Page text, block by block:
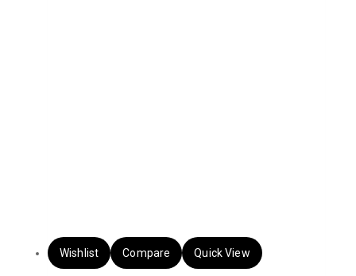
Wishlist Compare Quick View